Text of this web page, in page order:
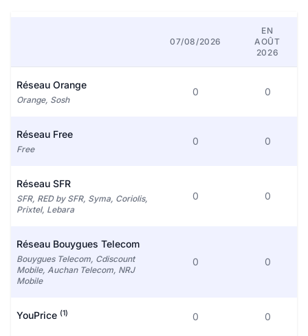
07/08/2026
EN
AOÛT
2026
Réseau Orange
Orange, Sosh
0 0
Réseau Free
Free
0 0
Réseau SFR
SFR, RED by SFR, Syma, Coriolis,
Prixtel, Lebara
0 0
Réseau Bouygues Telecom
Bouygues Telecom, Cdiscount
Mobile, Auchan Telecom, NRJ
Mobile
0 0
YouPrice (1) 0 0